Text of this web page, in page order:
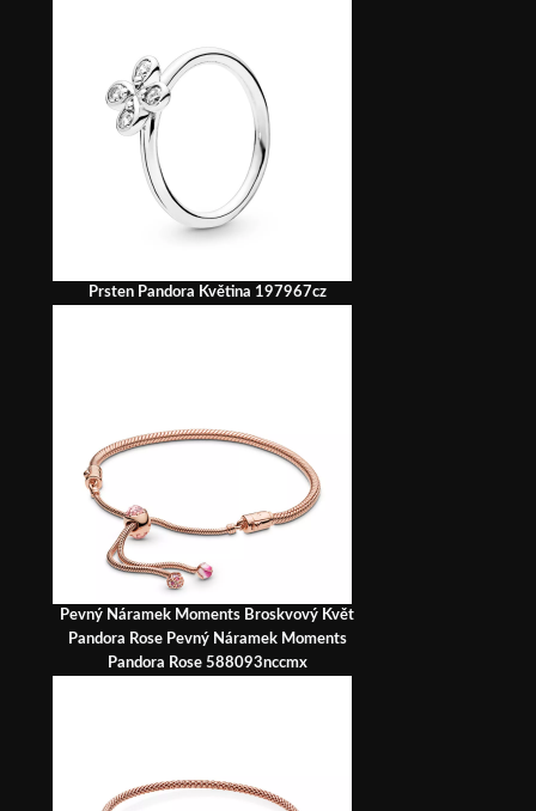
Prsten Pandora Květina 197967cz
Pevný Náramek Moments Broskvový Květ
Pandora Rose Pevný Náramek Moments
Pandora Rose 588093nccmx